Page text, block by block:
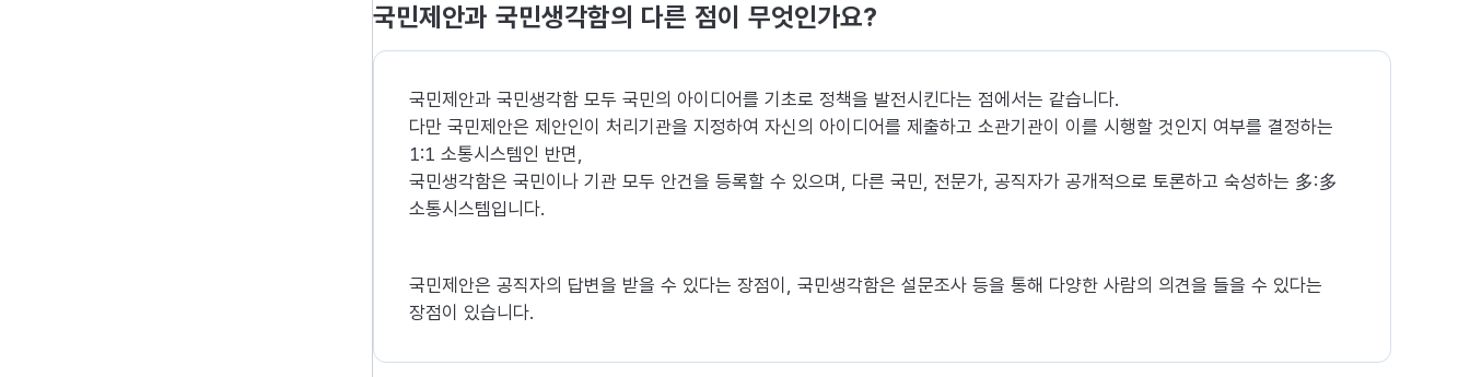
국민제안과 국민생각함의 다른 점이 무엇인가요?
국민제안과 국민생각함 모두 국민의 아이디어를 기초로 정책을 발전시킨다는 점에서는 같습니다.
다만 국민제안은 제안인이 처리기관을 지정하여 자신의 아이디어를 제출하고 소관기관이 이를 시행할 것인지 여부를 결정하는
1:1 소통시스템인 반면,
국민생각함은 국민이나 기관 모두 안건을 등록할 수 있으며, 다른 국민, 전문가, 공직자가 공개적으로 토론하고 숙성하는 多:多
소통시스템입니다.
국민제안은 공직자의 답변을 받을 수 있다는 장점이, 국민생각함은 설문조사 등을 통해 다양한 사람의 의견을 들을 수 있다는
장점이 있습니다.